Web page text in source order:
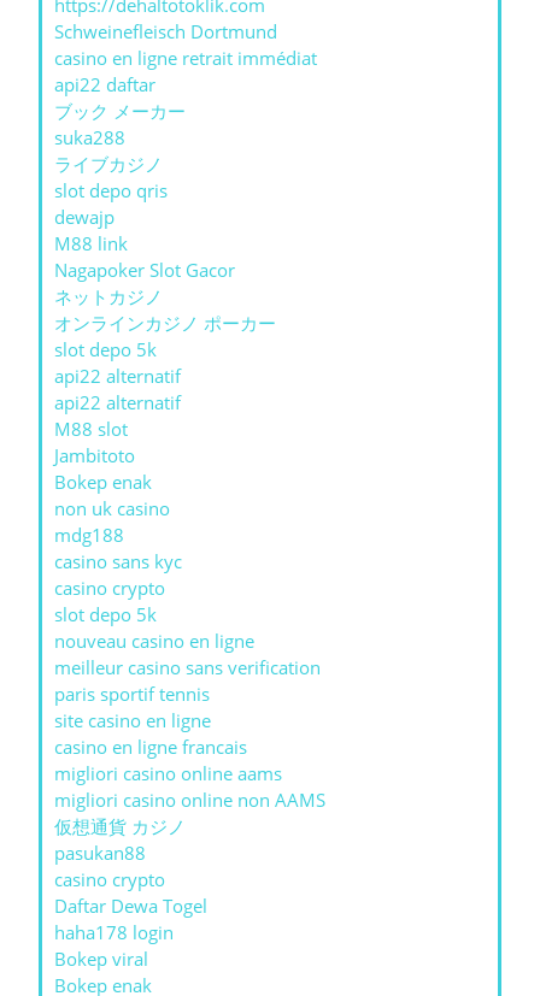
https://dehaltotoklik.com
Schweinefleisch Dortmund
casino en ligne retrait immédiat
api22 daftar
ブック メーカー
suka288
ライブカジノ
slot depo qris
dewajp
M88 link
Nagapoker Slot Gacor
ネットカジノ
オンラインカジノ ポーカー
slot depo 5k
api22 alternatif
api22 alternatif
M88 slot
Jambitoto
Bokep enak
non uk casino
mdg188
casino sans kyc
casino crypto
slot depo 5k
nouveau casino en ligne
meilleur casino sans verification
paris sportif tennis
site casino en ligne
casino en ligne francais
migliori casino online aams
migliori casino online non AAMS
仮想通貨 カジノ
pasukan88
casino crypto
Daftar Dewa Togel
haha178 login
Bokep viral
Bokep enak